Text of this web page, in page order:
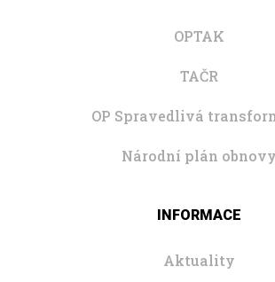
OPTAK
TAČR
OP Spravedlivá
Národní plán obnovy
INFORMACE
Aktuality